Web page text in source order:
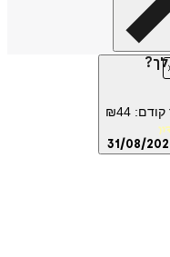
₪44
31/